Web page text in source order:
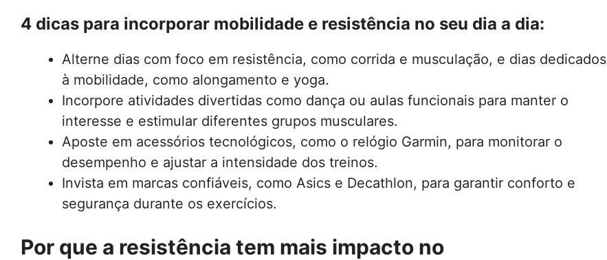
4 dicas para incorporar mobilidade e resistência no seu dia a dia:
Alterne dias com foco em resistência, como corrida e musculação, e dias dedicados
à mobilidade, como alongamento e yoga.
Incorpore atividades divertidas como dança ou aulas funcionais para manter o
interesse e estimular diferentes grupos musculares.
Aposte em acessórios tecnológicos, como o relógio Garmin, para monitorar o
desempenho e ajustar a intensidade dos treinos.
Invista em marcas confiáveis, como Asics e Decathlon, para garantir conforto e
segurança durante os exercícios.
Por que a resistência tem mais impacto no